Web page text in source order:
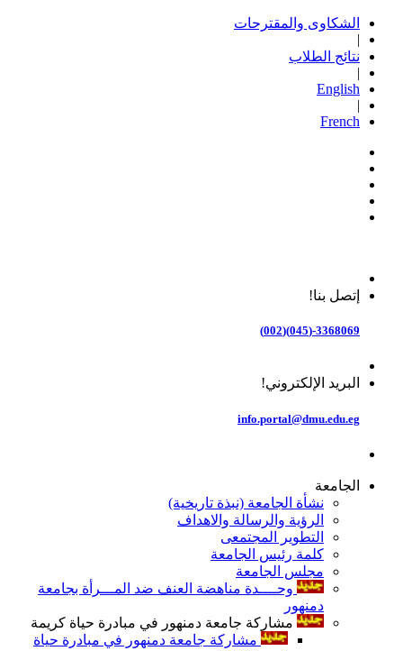
الشكاوى والمقترحات
|
نتائج الطلاب
|
English
|
French
إتصل بنا!
3368069-(045)(002)
البريد الإلكتروني!
info.portal@dmu.edu.eg
الجامعة
نشأة الجامعة (نبذة تاريخية)
الرؤية والرسالة والاهداف
التطوير المجتمعى
كلمة رئيس الجامعة
مجلس الجامعة
وحــــدة مناهضة العنف ضد المـــرأة بجامعة
دمنهور
مشاركة جامعة دمنهور في مبادرة حياة كريمة
مشاركة جامعة دمنهور في مبادرة حياة